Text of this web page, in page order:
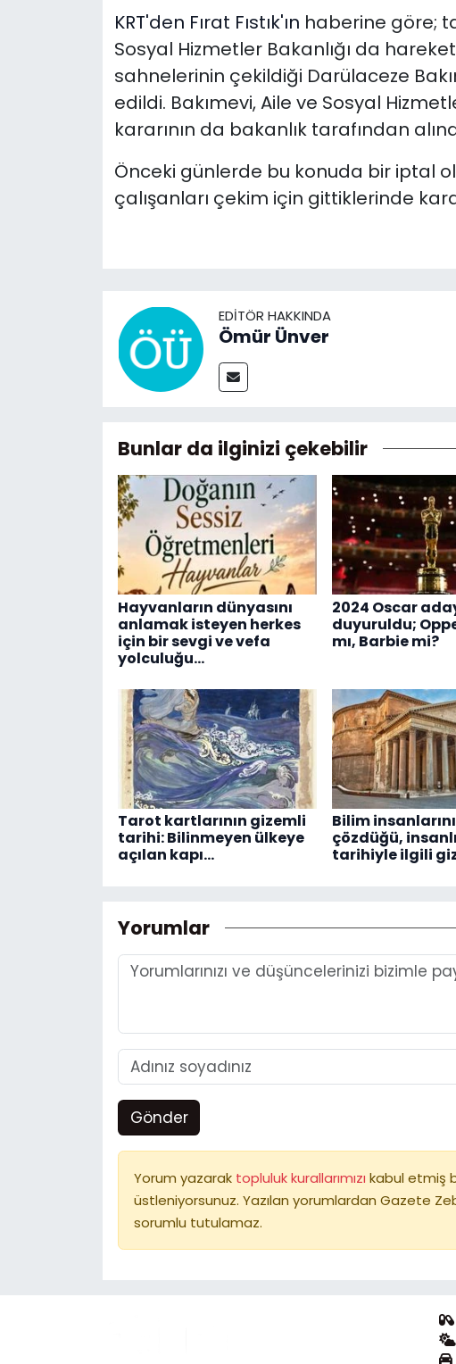
KRT'den Fırat Fıstık'ın haberine göre;
Sosyal Hizmetler Bakanlığı da
sahnelerinin çekildiği Darülaceze
edildi. Bakımevi, Aile ve Sosyal
kararının da bakanlık tarafından
Önceki günlerde bu konuda bir iptal
çalışanları çekim için gittiklerinde
EDITÖR HAKKINDA
Ömür Ünver
Bunlar da ilginizi çekebilir
Hayvanların dünyasını
anlamak isteyen herkes
için bir sevgi ve vefa
yolculuğu...
2024 Oscar
duyuruldu;
mı, Barbie mi?
Tarot kartlarının gizemli
tarihi: Bilinmeyen ülkeye
açılan kapı...
Bilim
çözdüğü,
tarihiyle ilgili
Yorumlar
Gönder
Yorum yazarak topluluk kurallarımızı kabul etmiş
üstleniyorsunuz. Yazılan yorumlardan Gazete
sorumlu tutulamaz.